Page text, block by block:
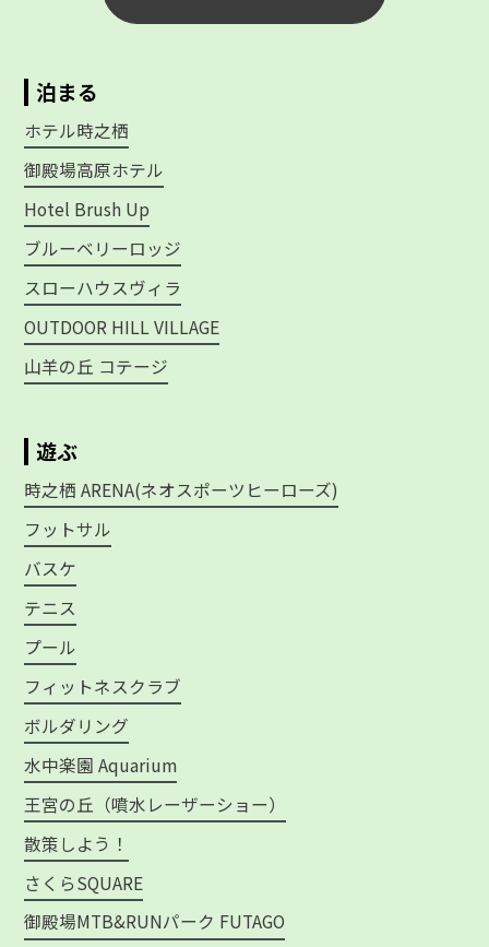
泊まる
ホテル時之栖
御殿場高原ホテル
Hotel Brush Up
ブルーベリーロッジ
スローハウスヴィラ
OUTDOOR HILL VILLAGE
山羊の丘 コテージ
遊ぶ
時之栖 ARENA(ネオスポーツヒーローズ)
フットサル
バスケ
テニス
プール
フィットネスクラブ
ボルダリング
水中楽園 Aquarium
王宮の丘（噴水レーザーショー）
散策しよう！
さくらSQUARE
御殿場MTB&RUNパーク FUTAGO